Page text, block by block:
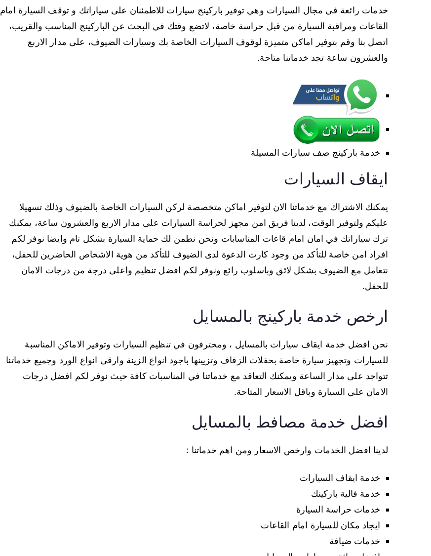
خدمات رائعة في مجال السيارات وهي توفير باركينج سيارات للاطمئنان على سياراتك و توقف السيارة امام
القاعات ومراقبة السيارة من قبل حراسة خاصة، لاتضع وقتك في البحث عن الباركينج المناسب والقريب،
اتصل بنا وقم بتوفير اماكن متميزة لوقوف السيارات الخاصة بك وسيارات الضيوف، على مدار الاربع
والعشرون ساعة تجد خدماتنا متاحة.
خدمة باركينج صف سيارات المسيلة
ايقاف السيارات
يمكنك الاشتراك مع خدماتنا الان لتوفير اماكن متخصصة لركن السيارات الخاصة بالضيوف وذلك تسهيلا
عليكم ولتوفير الوقت، لدينا فريق امن مجهز لحراسة السيارات على مدار الاربع والعشرون ساعة، يمكنك
ترك سياراتك في امان امام قاعات المناسابات ونحن نطمن لك حماية السيارة بشكل تام وايضا نوفر لكم
افراد امن خاصة للتأكد من وجود كارت الدعوة لدى الضيوف للتأكد من هوية الاشخاص الحاضرين للحفل،
نتعامل مع الضيوف بشكل لائق وباسلوب رائع ونوفر لكم افضل تنظيم واعلى درجة من درجات الامان
للحفل.
ارخص خدمة باركينج بالمسايل
نحن افضل خدمة ايقاف سيارات بالمسايل ، ومحترفون في تنظيم السيارات وتوفير الاماكن المناسبة
للسيارات وتجهيز سيارة خاصة بحفلات الزفاف وتزيينها باجود انواع الزينة وارقى انواع الورد وجميع خدماتنا
تتواجد على مدار الساعة ويمكنك التعاقد مع خدماتنا في المناسبات كافة حيث نوفر لكم افضل درجات
الامان على السيارة وباقل الاسعار المتاحة.
افضل خدمة مصافط بالمسايل
لدينا افضل الخدمات وارخص الاسعار ومن اهم خدماتنا :
خدمة ايقاف السيارات
خدمة فالية باركينك
خدمات حراسة السيارة
ايجاد مكان للسيارة امام القاعات
خدمات ضيافة